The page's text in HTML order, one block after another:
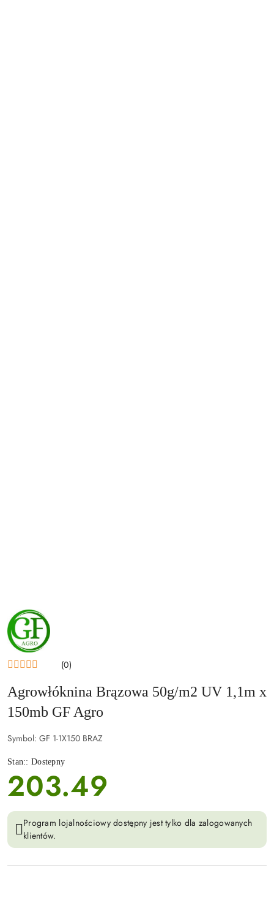
NAZWA
PRODUCENTA:
GF
AGRO
(0)
Agrowłóknina Brązowa 50g/m2 UV 1,1m x
150mb GF Agro
Symbol: GF 1-1X150 BRAZ
Stan:: Dostepny
cena:
203.49
Program lojalnościowy dostępny jest tylko dla zalogowanych
klientów.